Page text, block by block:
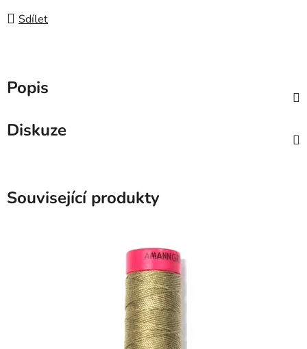
Sdílet
Popis
Diskuze
Související produkty